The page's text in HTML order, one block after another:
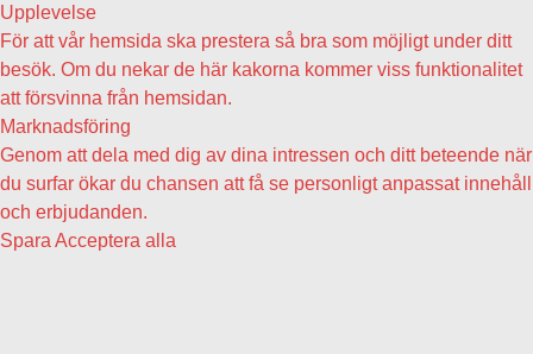
Upplevelse
För att vår hemsida ska prestera så bra som möjligt under ditt
besök. Om du nekar de här kakorna kommer viss funktionalitet
att försvinna från hemsidan.
Marknadsföring
Genom att dela med dig av dina intressen och ditt beteende när
du surfar ökar du chansen att få se personligt anpassat innehåll
och erbjudanden.
Spara Acceptera alla